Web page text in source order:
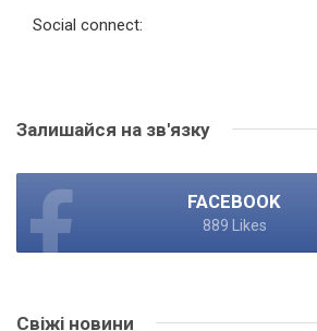
Social connect:
Залишайся на зв'язку
FACEBOOK
889 Likes
Свіжі новини